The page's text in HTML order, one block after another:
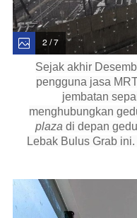
2 / 7
Sejak akhir
pengguna jasa
jembatan
menghubungkan
plaza di depan
Lebak Bulus Grab ini.